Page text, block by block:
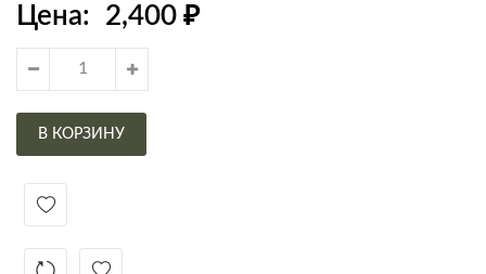
Цена: 2,400 ₽
В КОРЗИНУ